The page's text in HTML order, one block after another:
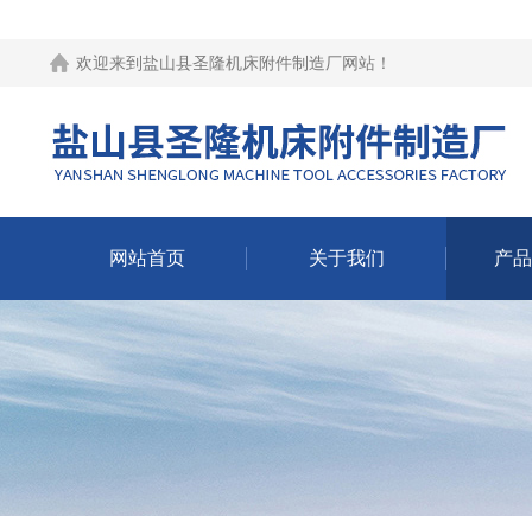
欢迎来到 盐山县圣隆机床附件制造厂网站 ！
网站首页 关于我们 产